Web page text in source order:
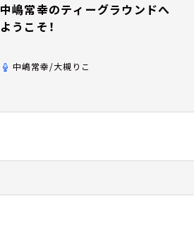
中嶋常幸のティーグラウンドへ
ようこそ！
中嶋常幸/大槻りこ